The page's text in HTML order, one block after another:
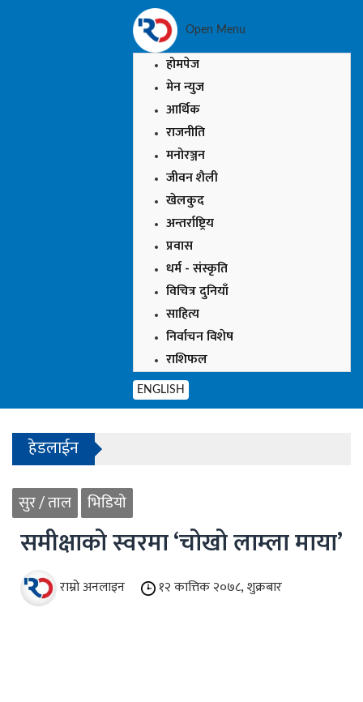
Open Menu
होमपेज
मेन न्युज
आर्थिक
राजनीति
मनोरञ्जन
जीवन शैली
खेलकुद
अन्तर्राष्ट्रिय
प्रवास
धर्म - संस्कृति
विचित्र दुनियाँ
साहित्य
निर्वाचन विशेष
राशिफल
ENGLISH
हेडलाईन
- काठमाडौंको बाँसबारीमा खुल्यो अत्याधुनिक इभेन्ट
- काठमाडौंको बाँसबारीमा खुल्यो अत्याधुनिक इभेन्ट भेन्यू
2
सुर / ताल भिडियो
समीक्षाको स्वरमा ‘चोखो लाम्ला माया’
राम्रो अनलाइन १२ कात्तिक २०७८, शुक्रबार